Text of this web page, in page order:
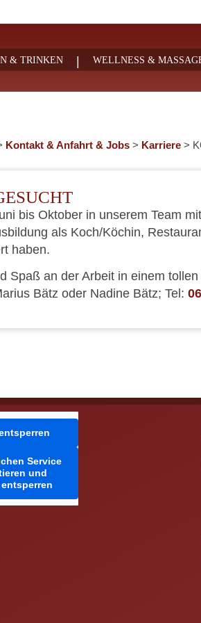
& TRINKEN WELLNESS &
Kontakt & Anfahrt & Jobs> Karriere>
bis Oktober in unserem Team
als Koch/Köchin,
haben.
Spaß an der Arbeit in einem
Bätz oder Nadine Bätz; Tel:
Service
und